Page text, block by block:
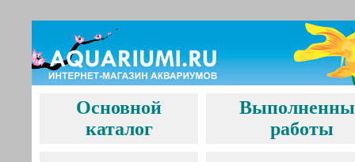
Основной
каталог
работы